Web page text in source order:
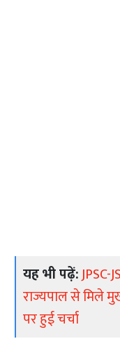
यह भी पढ़ें:
राज्यपाल से मिले
पर हुई चर्चा